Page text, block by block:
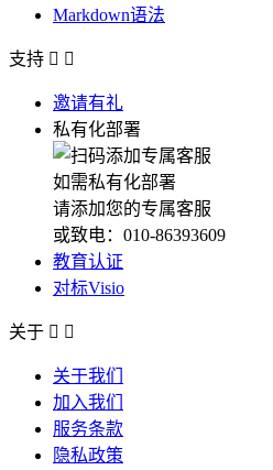
Markdown语法
支持  
邀请有礼
私有化部署
如需私有化部署
请添加您的专属客服
或致电：010-86393609
教育认证
对标Visio
关于  
关于我们
加入我们
服务条款
隐私政策